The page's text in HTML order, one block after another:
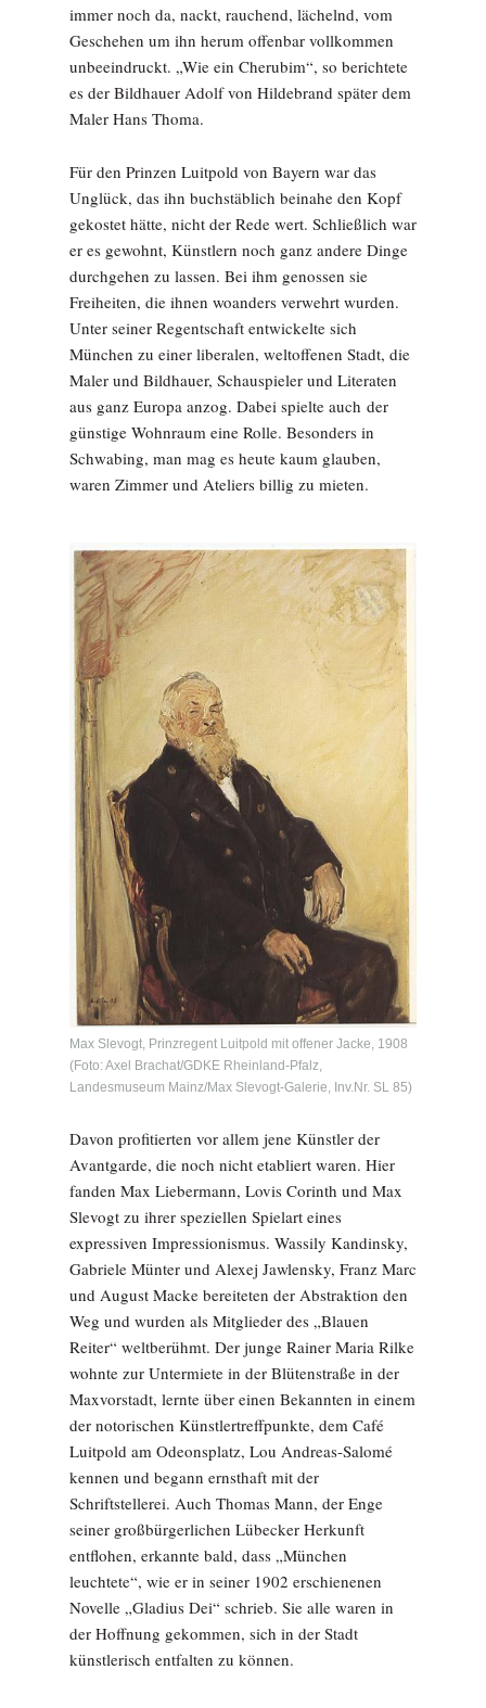
immer noch da, nackt, rauchend, lächelnd, vom
Geschehen um ihn herum offenbar vollkommen
unbeeindruckt. „Wie ein Cherubim“, so berichtete
es der Bildhauer Adolf von Hildebrand später dem
Maler Hans Thoma.
Für den Prinzen Luitpold von Bayern war das
Unglück, das ihn buchstäblich beinahe den Kopf
gekostet hätte, nicht der Rede wert. Schließlich war
er es gewohnt, Künstlern noch ganz andere Dinge
durchgehen zu lassen. Bei ihm genossen sie
Freiheiten, die ihnen woanders verwehrt wurden.
Unter seiner Regentschaft entwickelte sich
München zu einer liberalen, weltoffenen Stadt, die
Maler und Bildhauer, Schauspieler und Literaten
aus ganz Europa anzog. Dabei spielte auch der
günstige Wohnraum eine Rolle. Besonders in
Schwabing, man mag es heute kaum glauben,
waren Zimmer und Ateliers billig zu mieten.
Max Slevogt, Prinzregent Luitpold mit offener Jacke, 1908
(Foto: Axel Brachat/GDKE Rheinland-Pfalz,
Landesmuseum Mainz/Max Slevogt-Galerie, Inv.Nr. SL 85)
Davon profitierten vor allem jene Künstler der
Avantgarde, die noch nicht etabliert waren. Hier
fanden Max Liebermann, Lovis Corinth und Max
Slevogt zu ihrer speziellen Spielart eines
expressiven Impressionismus. Wassily Kandinsky,
Gabriele Münter und Alexej Jawlensky, Franz Marc
und August Macke bereiteten der Abstraktion den
Weg und wurden als Mitglieder des „Blauen
Reiter“ weltberühmt. Der junge Rainer Maria Rilke
wohnte zur Untermiete in der Blütenstraße in der
Maxvorstadt, lernte über einen Bekannten in einem
der notorischen Künstlertreffpunkte, dem Café
Luitpold am Odeonsplatz, Lou Andreas-Salomé
kennen und begann ernsthaft mit der
Schriftstellerei. Auch Thomas Mann, der Enge
seiner großbürgerlichen Lübecker Herkunft
entflohen, erkannte bald, dass „München
leuchtete“, wie er in seiner 1902 erschienenen
Novelle „Gladius Dei“ schrieb. Sie alle waren in
der Hoffnung gekommen, sich in der Stadt
künstlerisch entfalten zu können.